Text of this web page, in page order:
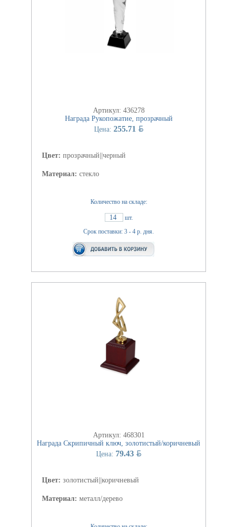
Артикул: 436278
Награда Рукопожатие, прозрачный
Цена: 255.71 BYN
Цвет: прозрачный||черный
Материал: стекло
Количество на складе:
14
шт.
Срок поставки: 3 - 4 р. дня.
Артикул: 468301
Награда Скрипичный ключ, золотистый/коричневый
Цена: 79.43 BYN
Цвет: золотистый||коричневый
Материал: металл/дерево